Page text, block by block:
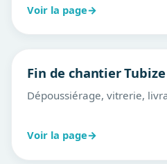
Voir la page→
Fin de chantier Tubize
Dépoussiérage, vitrerie,
Voir la page→